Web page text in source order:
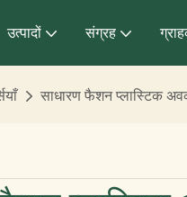
उत्पादों संग्रह
साधारण फैशन प्लास्टिक